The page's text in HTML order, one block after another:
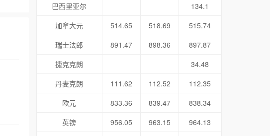
巴西里亚尔
134.1
加拿大元
514.65 518.69
515.74
瑞士法郎
891.47 898.36
897.87
捷克克朗
34.48
丹麦克朗
111.62 112.52
112.35
欧元
833.36 839.47
838.34
英镑
956.05 963.15
964.13